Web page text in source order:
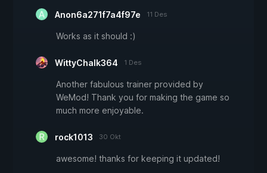
Anon6a271f7a4f97e 11 Des
Works as it should :)
WittyChalk364 1 Des
Another fabulous trainer provided by
WeMod! Thank you for making the game so
much more enjoyable.
rock1013 30 Okt
awesome! thanks for keeping it updated!